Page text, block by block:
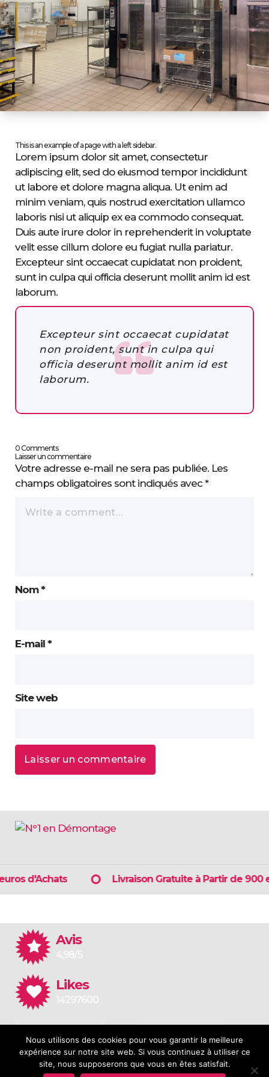
This is an example of a page with a left sidebar.
Lorem ipsum dolor sit amet, consectetur
adipiscing elit, sed do eiusmod tempor incididunt
ut labore et dolore magna aliqua. Ut enim ad
minim veniam, quis nostrud exercitation ullamco
laboris nisi ut aliquip ex ea commodo consequat.
Duis aute irure dolor in reprehenderit in voluptate
velit esse cillum dolore eu fugiat nulla pariatur.
Excepteur sint occaecat cupidatat non proident,
sunt in culpa qui officia deserunt mollit anim id est
laborum.
Excepteur sint occaecat cupidatat
non proident, sunt in culpa qui
officia deserunt mollit anim id est
laborum.
0 Comments
Laisser un commentaire
Votre adresse e-mail ne sera pas publiée. Les
champs obligatoires sont indiqués avec*
Nom*
E-mail *
Site web
d'Achats Livraison Gratuite à Partir de 900
Avis
4,98/5
for Android for iOS
Likes
14297600
Nous utilisons des cookies pour vous garantir la meilleure
expérience sur notre site web. Si vous continuez à utiliser ce
site, nous supposerons que vous en êtes satisfait.